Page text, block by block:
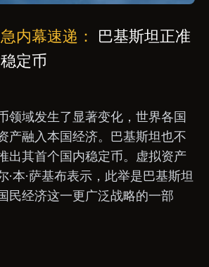
内幕速递： 巴基斯坦正准
定币
领域发生了显著变化，世界各国
产融入本国经济。巴基斯坦也不
出其首个国内稳定币。虚拟资产
·本·萨基布表示，此举是巴基斯坦
民经济这一更广泛战略的一部